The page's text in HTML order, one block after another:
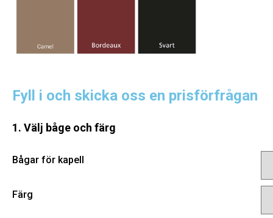
Fyll i och skicka oss en prisförfrågan
1. Välj båge och färg
Bågar för kapell
Färg